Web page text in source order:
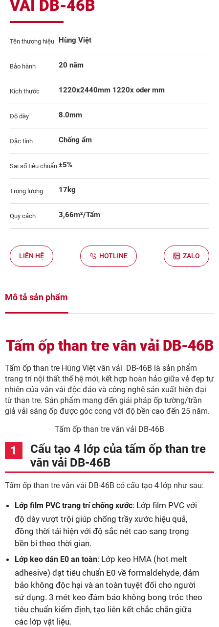
VẢI DB-46B
Tên thương hiệu Hùng Việt
Bảo hành 20 năm
Kích thước 1220x2440mm 1220x oder mm
Độ dày 8.0mm
Đặc tính Chống ẩm
Sai số tiêu chuẩn ±5%
Trọng lượng 17kg
Quy cách 3,66m²/Tấm
LIÊN HỆ HOTLINE ZALO
Mô tả sản phẩm
Tấm ốp than tre vân vải DB-46B
Tấm ốp than tre Hùng Việt vân vải DB-46B là sản phẩm
trang trí nội thất thế hệ mới, kết hợp hoàn hảo giữa vẻ đẹp tự
nhiên của vân vải độc đáo và công nghệ sản xuất hiện đại
từ than tre. Sản phẩm mang đến giải pháp ốp tường/trần
giả vải sáng ốp được góc cong với độ bền cao đến 25 năm.
Tấm ốp than tre vân vải DB-46B
Cấu tạo 4 lớp của tấm ốp than tre
vân vải DB-46B
Tấm ốp than tre vân vải DB-46B có cấu tạo 4 lớp như sau:
Lớp film PVC trang trí chống xước: Lớp film PVC với
độ dày vượt trội giúp chống trầy xước hiệu quả,
đồng thời tái hiện với độ sắc nét cao sang trọng
bền bỉ theo thời gian.
Lớp keo dán E0 an toàn: Lớp keo HMA (hot melt
adhesive) đạt tiêu chuẩn E0 về formaldehyde, đảm
bảo không độc hại và an toàn tuyệt đối cho người
sử dụng. 3 mét keo đảm bảo không bong tróc theo
tiêu chuẩn kiểm định, tạo liên kết chắc chắn giữa
các lớp vật liệu.